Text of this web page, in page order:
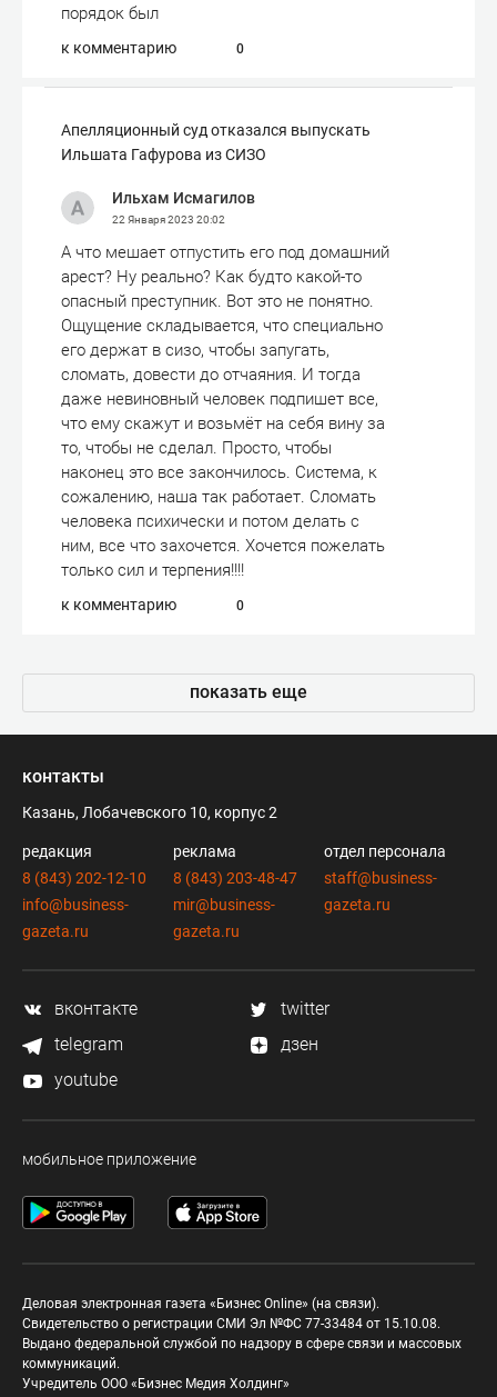
порядок был
к комментарию 0
​Апелляционный суд отказался выпускать
Ильшата Гафурова из СИЗО
Ильхам Исмагилов
22 Января 2023 20:02
А что мешает отпустить его под домашний
арест? Ну реально? Как будто какой-то
опасный преступник. Вот это не понятно.
Ощущение складывается, что специально
его держат в сизо, чтобы запугать,
сломать, довести до отчаяния. И тогда
даже невиновный человек подпишет все,
что ему скажут и возьмёт на себя вину за
то, чтобы не сделал. Просто, чтобы
наконец это все закончилось. Система, к
сожалению, наша так работает. Сломать
человека психически и потом делать с
ним, все что захочется. Хочется пожелать
только сил и терпения!!!!
к комментарию 0
показать еще
контакты
Казань, Лобачевского 10, корпус 2
редакция
8 (843) 202-12-10
info@business-
gazeta.ru
реклама
8 (843) 203-48-47
mir@business-
gazeta.ru
отдел персонала
staff@business-
gazeta.ru
вконтакте
twitter
telegram
дзен
youtube
мобильное приложение
Деловая электронная газета «Бизнес Online» (на связи).
Свидетельство о регистрации СМИ Эл №ФС 77-33484 от 15.10.08.
Выдано федеральной службой по надзору в сфере связи и массовых
коммуникаций.
Учредитель ООО «Бизнес Медия Холдинг»